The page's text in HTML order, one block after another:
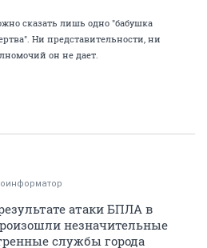
сказать лишь одно "бабушка
Ни представительности, ни
он не дает.
атаки БПЛА в
незначительные
службы города